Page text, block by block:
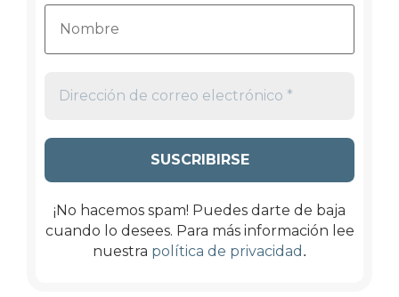
¡No hacemos spam! Puedes darte de baja
cuando lo desees. Para más información lee
nuestra política de privacidad .